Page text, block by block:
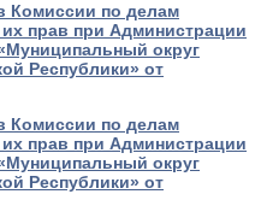
Комиссии по делам
прав при Администрации
округ
Республики» от
Комиссии по делам
прав при Администрации
округ
Республики» от